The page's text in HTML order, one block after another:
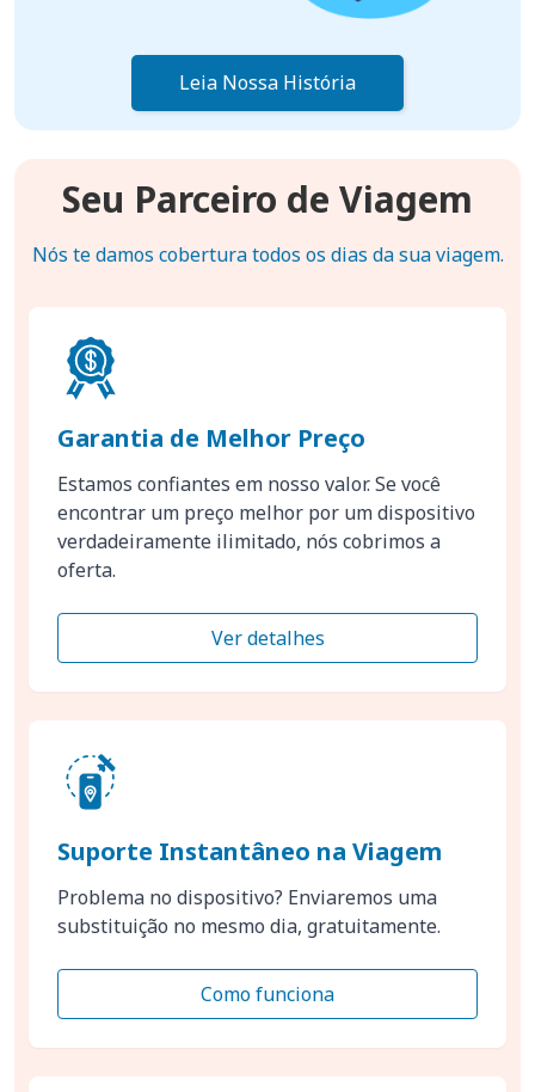
Leia Nossa História
Seu Parceiro de Viagem
Nós te damos cobertura todos os dias da sua viagem.
Garantia de Melhor Preço
Estamos confiantes em nosso valor. Se você
encontrar um preço melhor por um dispositivo
verdadeiramente ilimitado, nós cobrimos a
oferta.
Ver detalhes
Suporte Instantâneo na Viagem
Problema no dispositivo? Enviaremos uma
substituição no mesmo dia, gratuitamente.
Como funciona